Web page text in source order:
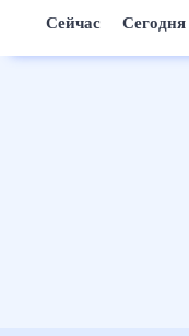
Сейчас Сегодня